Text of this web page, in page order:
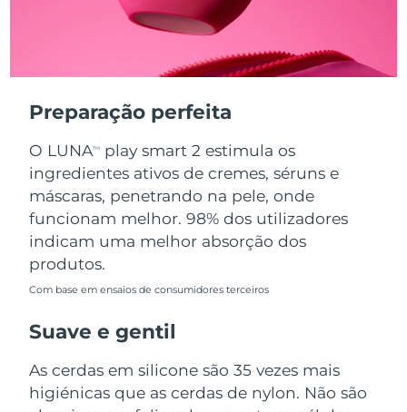
Preparação perfeita
O LUNATM
play smart 2 estimula os
ingredientes ativos de cremes, séruns e
máscaras, penetrando na pele, onde
funcionam melhor. 98% dos utilizadores
indicam uma melhor absorção dos
produtos.
Com base em ensaios de consumidores terceiros
Suave e gentil
As cerdas em silicone são 35 vezes mais
higiénicas que as cerdas de nylon. Não são
Entrega prevista
Suíça Entrega prevista11/08/2026
Taiwan Entrega prevista
Tailândia
Turquia Entrega prevista12/08/2026
Emirados Árabes
Unidos
Uzbequistão Entrega prevista16/08/2026